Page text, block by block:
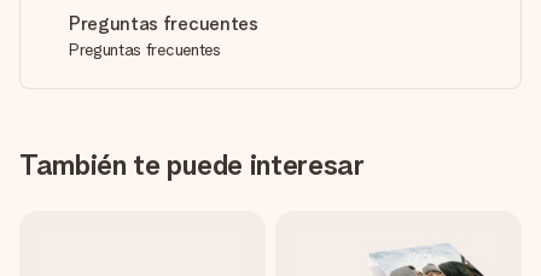
Preguntas frecuentes
Preguntas frecuentes
También te puede interesar